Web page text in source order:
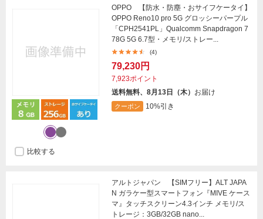
OPPO 【防水・防塵・おサイフケータイ】
OPPO Reno10 pro 5G グロッシーパープル
「CPH2541PL」Qualcomm Snapdragon 7
78G 5G 6.7型・メモリ/ストレー...
(4)
79,230円
7,923ポイント
送料無料、8月13日（木） お届け
クーポン 10%引き
比較する
アルトジャパン 【SIMフリー】ALT JAPA
N ガラケー型スマートフォン『MIVE ケース
マ』タッチスクリーン4.3インチ メモリ/ス
トレージ：3GB/32GB nano...